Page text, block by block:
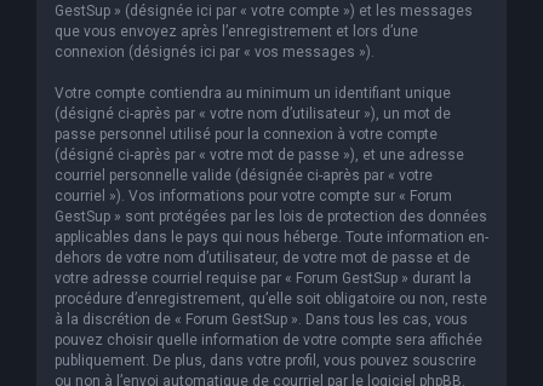
GestSup » (désignée ici par « votre compte ») et les messages
que vous envoyez après l’enregistrement et lors d’une
connexion (désignés ici par « vos messages »).
Votre compte contiendra au minimum un identifiant unique
(désigné ci-après par « votre nom d’utilisateur »), un mot de
passe personnel utilisé pour la connexion à votre compte
(désigné ci-après par « votre mot de passe »), et une adresse
courriel personnelle valide (désignée ci-après par « votre
courriel »). Vos informations pour votre compte sur « Forum
GestSup » sont protégées par les lois de protection des données
applicables dans le pays qui nous héberge. Toute information en-
dehors de votre nom d’utilisateur, de votre mot de passe et de
votre adresse courriel requise par « Forum GestSup » durant la
procédure d’enregistrement, qu’elle soit obligatoire ou non, reste
à la discrétion de « Forum GestSup ». Dans tous les cas, vous
pouvez choisir quelle information de votre compte sera affichée
publiquement. De plus, dans votre profil, vous pouvez souscrire
ou non à l’envoi automatique de courriel par le logiciel phpBB.